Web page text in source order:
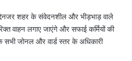
शहर के संवेदनशील और भीड़भाड़ वाले
वाहन लगाए जाएंगे और सफाई कर्मियों की
सभी जोनल और वार्ड स्तर के अधिकारी